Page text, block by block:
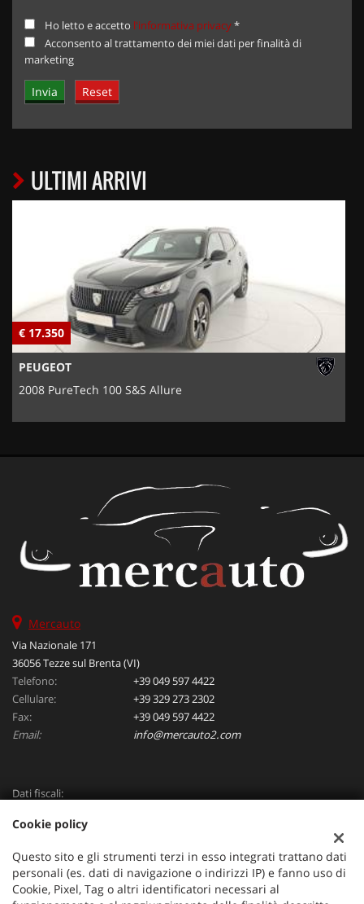
Ho letto e accetto l'informativa privacy*
Acconsento al trattamento dei miei dati per finalità di
marketing
ULTIMI ARRIVI
€ 17.350
PEUGEOT
2008 PureTech 100 S&S Allure
Mercauto
Via Nazionale 171
36056 Tezze sul Brenta (VI)
Telefono:
+39 049 597 4422
Cellulare:
+39 329 273 2302
Fax:
+39 049 597 4422
Email:
info@mercauto2.com
Dati fiscali:
Via Nazionale, 171 PD - 36056 Tezze sul Brenta
Registro delle imprese:PD
Cookie policy
Questo sito e gli strumenti terzi in esso integrati trattano dati
personali (es. dati di navigazione o indirizzi IP) e fanno uso di
Cookie, Pixel, Tag o altri identificatori necessari al